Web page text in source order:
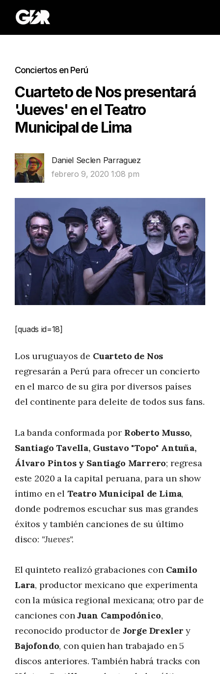
Conciertos en Perú
Cuarteto de Nos presentará
'Jueves' en el Teatro
Municipal de Lima
Daniel Seclen Parraguez
febrero 9, 2020 1:08 pm
[quads id=18]
Los uruguayos de Cuarteto de Nos
regresarán a Perú para ofrecer un concierto
en el marco de su gira por diversos países
del continente para deleite de todos sus fans.
La banda conformada porRoberto Musso,
Santiago Tavella, Gustavo "Topo" Antuña,
Álvaro Pintos y Santiago Marrero; regresa
este 2020 a la capital peruana, para un show
íntimo en el Teatro Municipal de Lima,
donde podremos escuchar sus mas grandes
éxitos y también canciones de su último
disco: "Jueves".
El quinteto realizó grabaciones con Camilo
Lara, productor mexicano que experimenta
con la música regional mexicana; otro par de
canciones conJuan Campodónico,
reconocido productor de Jorge Drexler y
Bajofondo, con quien han trabajado en 5
discos anteriores. También habrá tracks con